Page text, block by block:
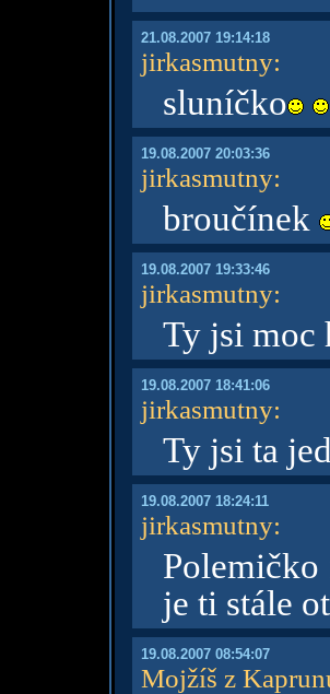
21.08.2007 19:14:18
jirkasmutny:
sluníčko
19.08.2007 20:03:36
jirkasmutny:
broučínek
19.08.2007 19:33:46
jirkasmutny:
Ty jsi moc
19.08.2007 18:41:06
jirkasmutny:
Ty jsi ta
19.08.2007 18:24:11
jirkasmutny:
je ti stále
19.08.2007 08:54:07
Mojžíš z